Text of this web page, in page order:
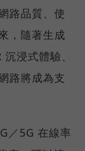
路品質、使
，隨著生成
浸式體驗、
路將成為支
／5G 在線率